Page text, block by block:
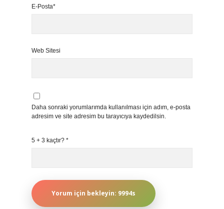
E-Posta*
Web Sitesi
Daha sonraki yorumlarımda kullanılması için adım, e-posta
adresim ve site adresim bu tarayıcıya kaydedilsin.
5 + 3 kaçtır? *